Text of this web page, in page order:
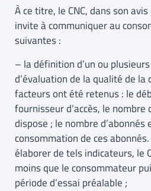
À ce titre, le CNC, dans son
invite à communiquer au
suivantes :
– la définition d’un ou
d’évaluation de la qualité de la
facteurs ont été retenus : le
fournisseur d’accès, le
dispose ; le nombre d’abonnés
consommation de ces
élaborer de tels indicateurs, le
moins que le consommateur
période d’essai préalable ;